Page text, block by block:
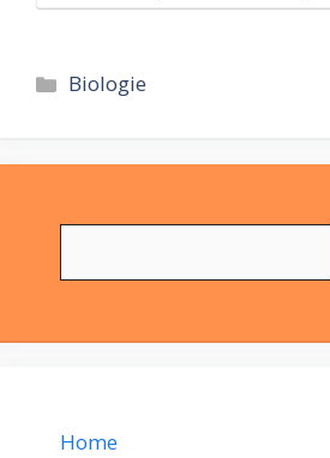
Kategorien
Biologie
Home